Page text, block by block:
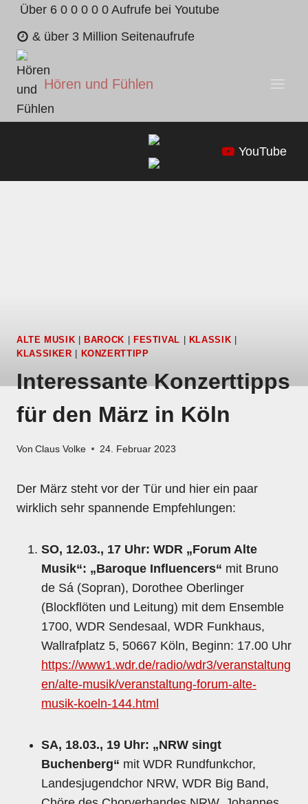
Zum
Inhalt
springen
Über 6 0 0 0 0 0 Aufrufe bei Youtube
& über 3 Million Seitenaufrufe
Hören und Fühlen
YouTube
ALTE MUSIK BAROCK FESTIVAL KLASSIK
KLASSIKER
KONZERTTIPP
Interessante Konzerttipps
für den März in Köln
Von Claus Volke 24. Februar 2023
Der März steht vor der Tür und hier ein paar
wirklich sehr spannende Empfehlungen:
SO, 12.03., 17 Uhr: WDR „Forum Alte
Musik“: „Baroque Influencers“ mit Bruno
de Sá (Sopran), Dorothee Oberlinger
(Blockflöten und Leitung) mit dem Ensemble
1700, WDR Sendesaal, WDR Funkhaus,
Wallrafplatz 5, 50667 Köln, Beginn: 17.00 Uhr
https://www1.wdr.de/radio/wdr3/veranstaltung
en/alte-musik/veranstaltung-forum-alte-
musik-koeln-144.html
SA, 18.03., 19 Uhr: „NRW singt
Buchenberg“ mit WDR Rundfunkchor,
Landesjugendchor NRW, WDR Big Band,